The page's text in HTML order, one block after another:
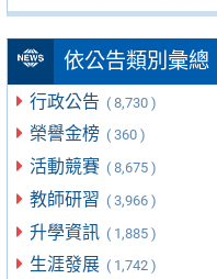
依公告類別彙總
行政公告 ( 8,730 )
榮譽金榜 ( 360 )
活動競賽 ( 8,675 )
教師研習 ( 3,966 )
升學資訊 ( 1,885 )
生涯發展 ( 1,742 )